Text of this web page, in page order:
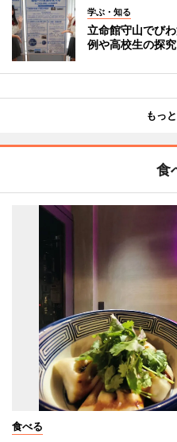
学ぶ・知る
立命館守山でび
例や高校生の探
もっ
食
食べる